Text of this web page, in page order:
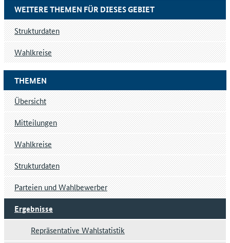
THEMEN
Übersicht
Mitteilungen
Wahlkreise
Strukturdaten
Parteien und Wahlbewerber
Ergebnisse
Repräsentative Wahlstatistik
WEITERE THEMEN FÜR DIESES GEBIET
Strukturdaten
Wahlkreise